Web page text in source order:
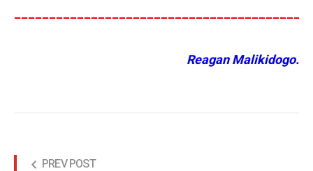
Reagan Malikidogo.
PREV POST